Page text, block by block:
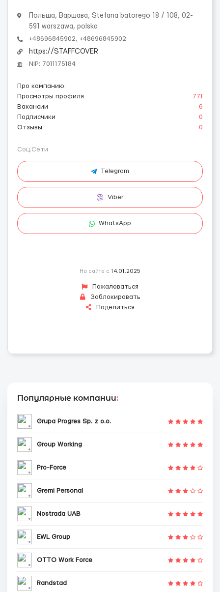
Польша, Варшава, Stefana batorego 18 / 108, 02-
591 warszawa, polska
+48696845902, +48696845902
https://STAFFCOVER
NIP: 7011175184
Про компанию:
Просмотры профиля
771
Вакансии
6
Подписчики
0
Отзывы
0
Соц.Сети
Telegram
Viber
WhatsApp
На сайте с 14.01.2025
Пожаловаться
Заблокировать
Поделиться
Популярные компании:
Grupa Progres Sp. z o.o.
Group Working
Pro-Force
Gremi Personal
Nostrada UAB
EWL Group
OTTO Work Force
Randstad